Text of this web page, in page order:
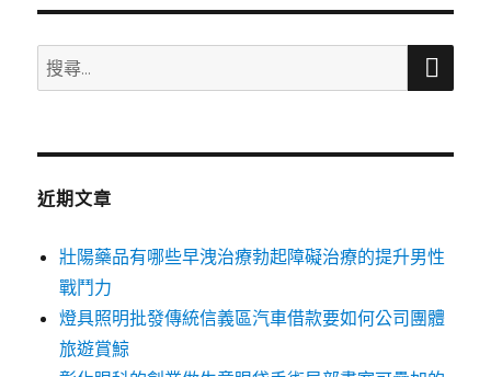
搜
尋
鍵
搜
近期文章
壯陽藥品有哪些早洩治療勃起障礙治療的提升男性
戰鬥力
燈具照明批發傳統信義區汽車借款要如何公司團體
旅遊賞鯨